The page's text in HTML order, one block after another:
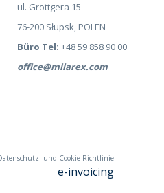
ul. Grottgera 15
76-200 Słupsk, POLEN
Büro Tel: +48 59 858 90 00
office@milarex.com
und Cookie-Richtlinie
e-invoicing